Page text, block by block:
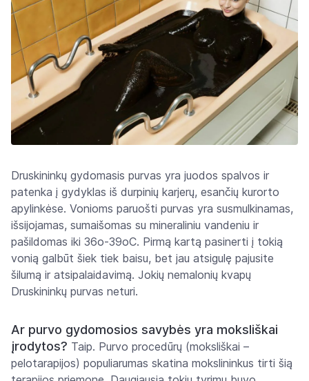
Druskininkų gydomasis purvas yra juodos spalvos ir
patenka į gydyklas iš durpinių karjerų, esančių kurorto
apylinkėse. Vonioms paruošti purvas yra susmulkinamas,
išsijojamas, sumaišomas su mineraliniu vandeniu ir
pašildomas iki 36o-39oC. Pirmą kartą pasinerti į tokią
vonią galbūt šiek tiek baisu, bet jau atsigulę pajusite
šilumą ir atsipalaidavimą. Jokių nemalonių kvapų
Druskininkų purvas neturi.
Ar purvo gydomosios savybės yra moksliškai
įrodytos? Taip. Purvo procedūrų (moksliškai –
pelotarapijos) populiarumas skatina mokslininkus tirti šią